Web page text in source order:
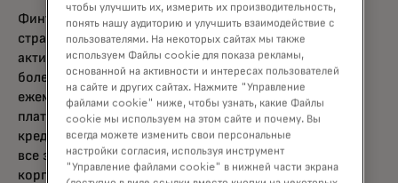
Финтех-платформа Ericsson работает в 22
странах, обслуживая более 120 миллионов
активных пользователей и обрабатывая
более 4 миллиардов транзакций
ежемесячно в рамках цифровых кошельков,
платежей, денежных переводов,
кредитования и программ лояльности — и
все это с обеспечением безопасности
корпоративного уровня.
чтобы улучшить их, измерить их производительность,
понять нашу аудиторию и улучшить взаимодействие с
пользователями. На некоторых сайтах мы также
используем Файлы cookie для показа рекламы,
основанной на активности и интересах пользователей
на сайте и других сайтах. Нажмите "Управление
файлами cookie" ниже, чтобы узнать, какие Файлы
cookie мы используем на этом сайте и почему. Вы
всегда можете изменить свои персональные
настройки согласия, используя инструмент
"Управление файлами cookie" в нижней части экрана